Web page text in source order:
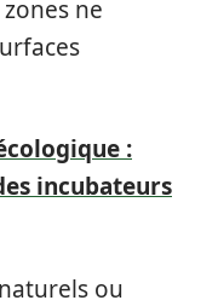
ne
:
incubateurs
ou